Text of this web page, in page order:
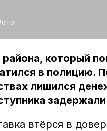
который
в полицию.
лишился
втёрся в